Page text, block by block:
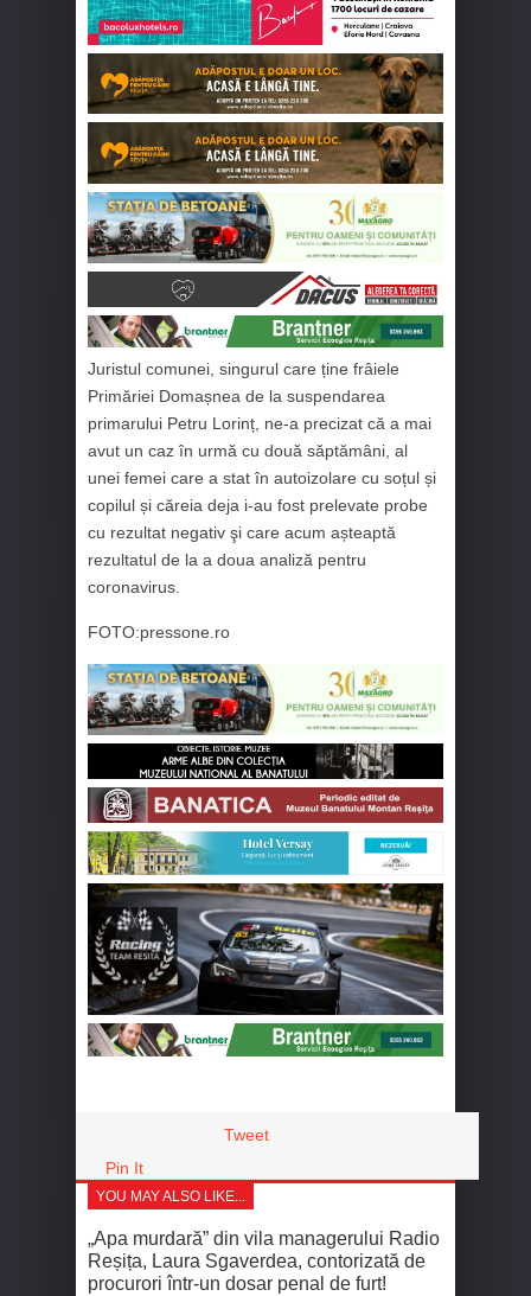
Juristul comunei, singurul care ține frâiele
Primăriei Domașnea de la suspendarea
primarului Petru Lorinț, ne-a precizat că a mai
avut un caz în urmă cu două săptămâni, al
unei femei care a stat în autoizolare cu soțul și
copilul și căreia deja i-au fost prelevate probe
cu rezultat negativ şi care acum așteaptă
rezultatul de la a doua analiză pentru
coronavirus.
FOTO:pressone.ro
Tweet
Pin It
YOU MAY ALSO LIKE...
„Apa murdară” din vila managerului Radio
Reșița, Laura Sgaverdea, contorizată de
procurori într-un dosar penal de furt!